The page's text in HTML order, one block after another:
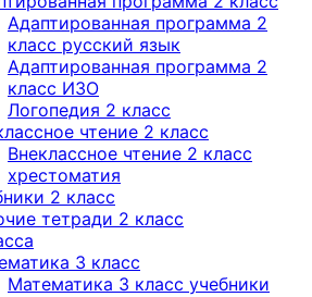
Адаптированная программа 2
класс русский язык
Адаптированная программа 2
класс ИЗО
Логопедия 2 класс
чтение 2 класс
Внеклассное чтение 2 класс
хрестоматия
2 класс
тетради 2 класс
3 класс
Математика 3 класс учебники